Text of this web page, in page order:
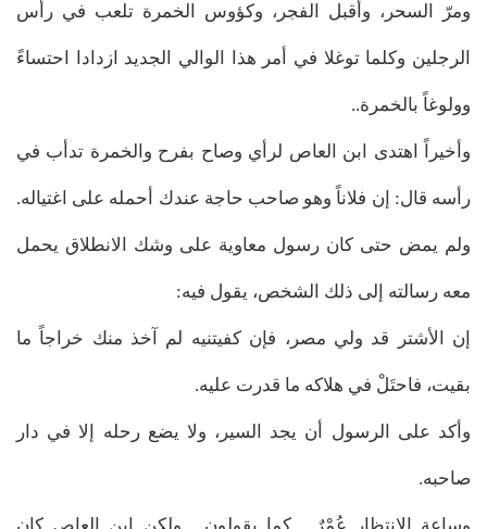
ومرّ السحر، وأقبل الفجر، وكؤوس الخمرة تلعب في رأس
الرجلين وكلما توغلا في أمر هذا الوالي الجديد ازدادا احتساءً
وولوغاً بالخمرة..
وأخيراً اهتدى ابن العاص لرأي وصاح بفرح والخمرة تدأب في
رأسه قال: إن فلاناً وهو صاحب حاجة عندك أحمله على اغتياله.
ولم يمض حتى كان رسول معاوية على وشك الانطلاق يحمل
معه رسالته إلى ذلك الشخص، يقول فيه:
إن الأشتر قد ولي مصر، فإن كفيتنيه لم آخذ منك خراجاً ما
بقيت، فاحتَلْ في هلاكه ما قدرت عليه.
وأكد على الرسول أن يجد السير، ولا يضع رحله إلا في دار
صاحبه.